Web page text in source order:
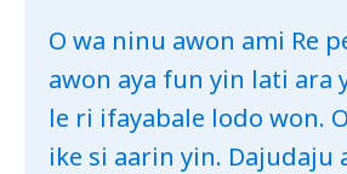
O wa ninu awon ami Re
awon aya fun yin lati ara
le ri ifayabale lodo won.
ike si aarin yin. Dajudaju